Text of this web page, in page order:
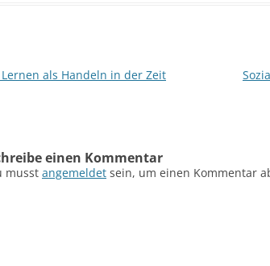
Lernen als Handeln in der Zeit
einen Kommentar
musst angemeldet sein, um einen Kommentar